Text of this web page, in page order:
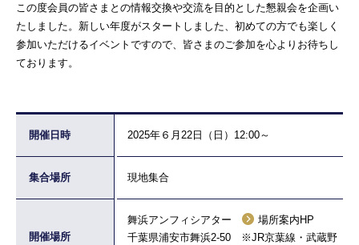
この度会員の皆さまとの情報交換や交流を目的とした懇親会を企画い
たしました。新しい年度がスタートしました、初めての方でも楽しく
参加いただけるイベントですので、皆さまのご参加を心よりお待ちし
ております。
開催日時 2025年６月22日（日）12:00～
集合場所 現地集合
開催場所
舞浜アンフィシアター
場所案内HP
千葉県浦安市舞浜2-50 ※JR京葉線・武蔵野